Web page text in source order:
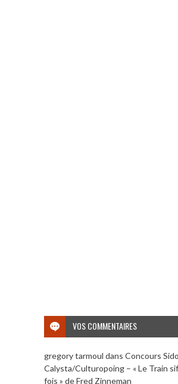
VOS COMMENTAIRES
gregory tarmoul dans Concours
Calysta/Culturopoing – « Le Train
fois » de Fred Zinneman